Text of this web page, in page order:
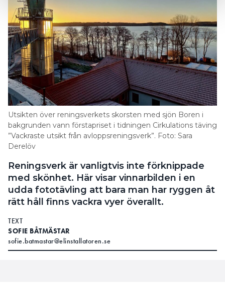
Utsikten över reningsverkets skorsten med sjön Boren i
bakgrunden vann förstapriset i tidningen Cirkulations täving
”Vackraste utsikt från avloppsreningsverk”. Foto: Sara
Derelöv
Reningsverk är vanligtvis inte förknippade
med skönhet. Här visar vinnarbilden i en
udda fototävling att bara man har ryggen åt
rätt håll finns vackra vyer överallt.
TEXT
SOFIE BÅTMÄSTAR
sofie.batmastar@elinstallatoren.se